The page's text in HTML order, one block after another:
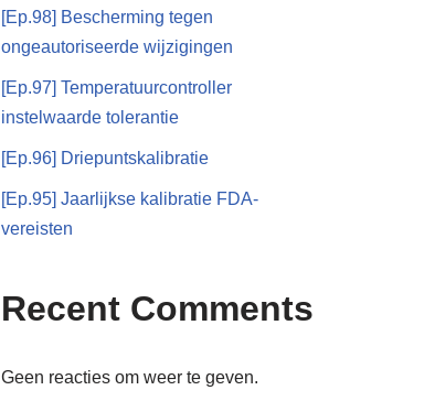
[Ep.98] Bescherming tegen
ongeautoriseerde wijzigingen
[Ep.97] Temperatuurcontroller
instelwaarde tolerantie
[Ep.96] Driepuntskalibratie
[Ep.95] Jaarlijkse kalibratie FDA-
vereisten
Recent Comments
Geen reacties om weer te geven.